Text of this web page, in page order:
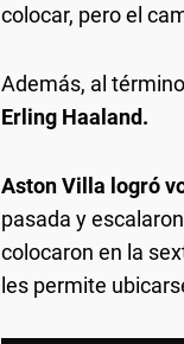
colocar, pero el
Además, al
Erling Haaland.
Aston Villa logró
pasada y
colocaron en la
les permite